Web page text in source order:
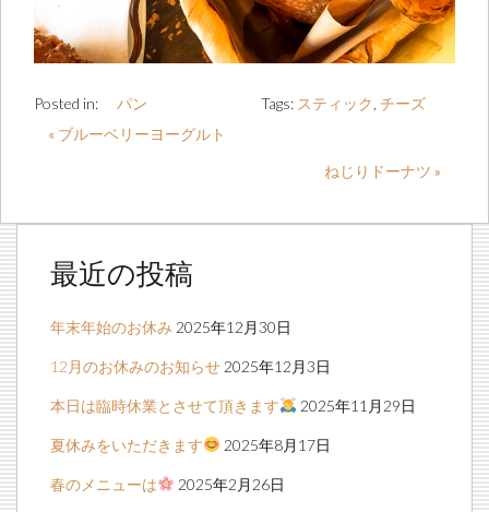
Posted in: パン Tags: スティック チーズ
« ブルーベリーヨーグルト
ねじりドーナツ »
最近の投稿
年末年始のお休み 2025年12月30日
12月のお休みのお知らせ 2025年12月3日
本日は臨時休業とさせて頂きます 2025年11月29日
夏休みをいただきます 2025年8月17日
春のメニューは 2025年2月26日